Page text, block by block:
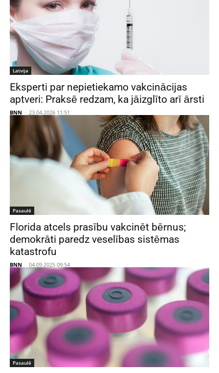
Latvija
Eksperti par nepietiekamo vakcinācijas
aptveri: Praksē redzam, ka jāizglīto arī ārsti
BNN - 23.04.2026 11:51
Pasaulē
Florida atcels prasību vakcinēt bērnus;
demokrāti paredz veselības sistēmas
katastrofu
BNN - 04.09.2025 09:54
Pasaulē